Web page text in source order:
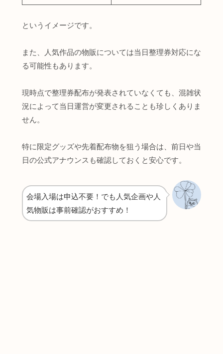
というイメージです。
また、人気作品の物販については当日整理券対応にな
る可能性もあります。
現時点で整理券配布が発表されていなくても、混雑状
況によって当日運営が変更されることも珍しくありま
せん。
特に限定グッズや先着配布物を狙う場合は、前日や当
日の公式アナウンスも確認しておくと安心です。
会場入場は申込不要！でも人気企画や人
気物販は事前確認がおすすめ！